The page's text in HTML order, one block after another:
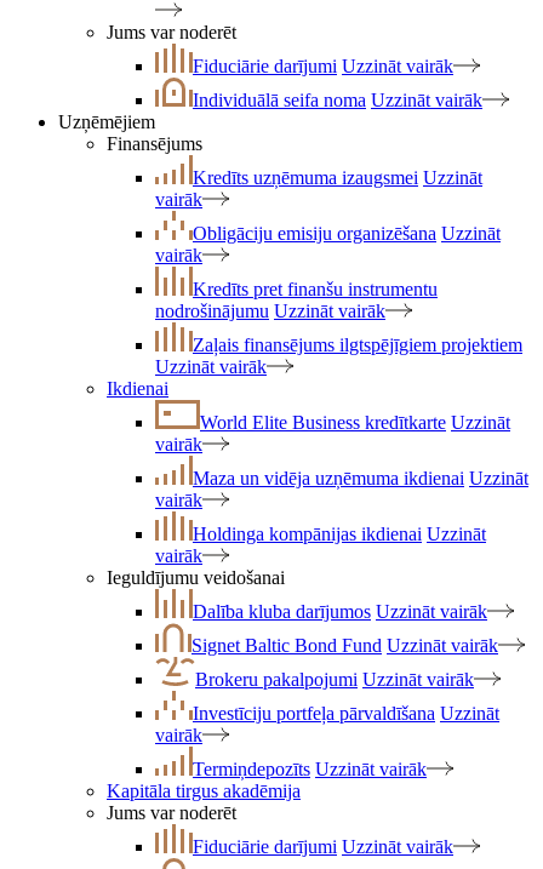
Jums var noderēt
Fiduciārie darījumi Uzzināt vairāk
Individuālā seifa noma Uzzināt vairāk
Uzņēmējiem
Finansējums
Kredīts uzņēmuma izaugsmei Uzzināt
vairāk
Obligāciju emisiju organizēšana Uzzināt
vairāk
Kredīts pret finanšu instrumentu
nodrošinājumu Uzzināt vairāk
Zaļais finansējums ilgtspējīgiem projektiem
Uzzināt vairāk
Ikdienai
World Elite Business kredītkarte Uzzināt
vairāk
Maza un vidēja uzņēmuma ikdienai Uzzināt
vairāk
Holdinga kompānijas ikdienai Uzzināt
vairāk
Ieguldījumu veidošanai
Dalība kluba darījumos Uzzināt vairāk
Signet Baltic Bond Fund Uzzināt vairāk
Brokeru pakalpojumi Uzzināt vairāk
Investīciju portfeļa pārvaldīšana Uzzināt
vairāk
Termiņdepozīts Uzzināt vairāk
Kapitāla tirgus akadēmija
Jums var noderēt
Fiduciārie darījumi Uzzināt vairāk